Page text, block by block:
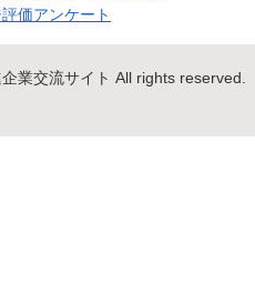
価アンケート
業交流サイト All rights reserved.